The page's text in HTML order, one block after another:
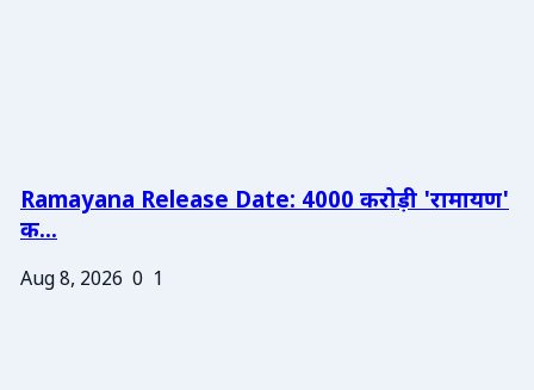
Ramayana Release Date: 4000 करोड़ी 'रामायण'
क...
Aug 8, 2026 0 1